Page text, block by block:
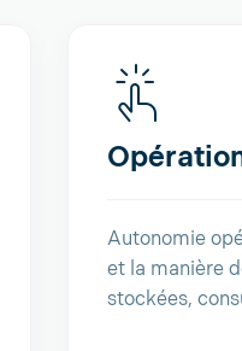
Autonomie
et la manière
stockées,